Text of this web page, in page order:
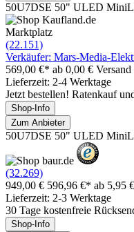
50U7DSE 50" ULED
Marktplatz
(22.151)
Verkäufer: Mars-Media-
569,00 €* ab 0,00 € Versand
Lieferzeit: 2-4 Werktage
Jetzt bestellen! Ratenkauf
Shop-Info
Zum Anbieter
50U7DSE 50" ULED
(32.269)
949,00 € 596,96 €* ab 5,95
Lieferzeit: 2-3 Werktage
30 Tage kostenfreie
Shop-Info